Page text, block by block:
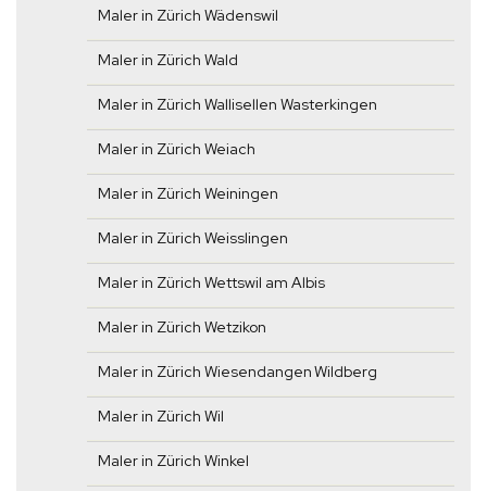
Maler in Zürich Wädenswil
Maler in Zürich Wald
Maler in Zürich Wallisellen Wasterkingen
Maler in Zürich Weiach
Maler in Zürich Weiningen
Maler in Zürich Weisslingen
Maler in Zürich Wettswil am Albis
Maler in Zürich Wetzikon
Maler in Zürich Wiesendangen Wildberg
Maler in Zürich Wil
Maler in Zürich Winkel